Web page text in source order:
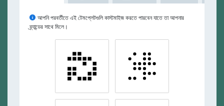
ভিকার্ড ডাউনলোড করুন।
আপনি পরবর্তীতে এই টেমপ্লেটগুলি কাস্টমাইজ করতে পারবেন যাতে তা আপনার
ব্র্যান্ডের সাথে মিলে।